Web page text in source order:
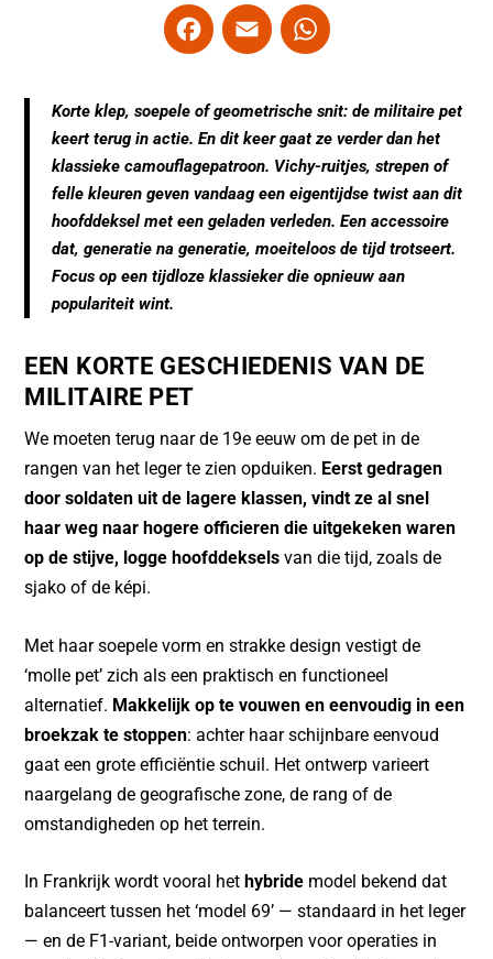
F
a
e
b
o
o
k
E
m
ai
l
W
at
s
A
p
p
Korte klep, soepele of geometrische snit: de militaire pet
keert terug in actie. En dit keer gaat ze verder dan het
klassieke camouflagepatroon. Vichy-ruitjes, strepen of
felle kleuren geven vandaag een eigentijdse twist aan dit
hoofddeksel met een geladen verleden. Een accessoire
dat, generatie na generatie, moeiteloos de tijd trotseert.
Focus op een tijdloze klassieker die opnieuw aan
populariteit wint.
EEN KORTE GESCHIEDENIS VAN DE
MILITAIRE PET
We moeten terug naar de 19e eeuw om de pet in de
rangen van het leger te zien opduiken. Eerst gedragen
door soldaten uit de lagere klassen, vindt ze al snel
haar weg naar hogere officieren die uitgekeken waren
op de stijve, logge hoofddeksels van die tijd, zoals de
sjako of de képi.
Met haar soepele vorm en strakke design vestigt de
‘molle pet’ zich als een praktisch en functioneel
alternatief. Makkelijk op te vouwen en eenvoudig in een
broekzak te stoppen: achter haar schijnbare eenvoud
gaat een grote efficiëntie schuil. Het ontwerp varieert
naargelang de geografische zone, de rang of de
omstandigheden op het terrein.
In Frankrijk wordt vooral het hybride model bekend dat
balanceert tussen het ‘model 69’ — standaard in het leger
— en de F1-variant, beide ontworpen voor operaties in